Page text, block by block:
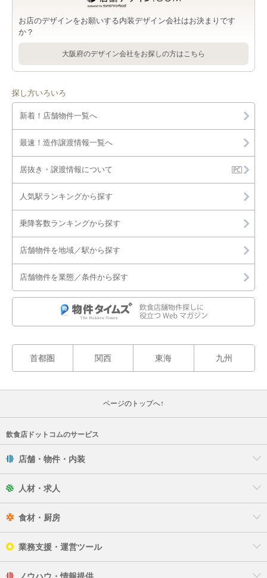
お店のデザインをお願いする内装デザイン会社はお決まりです
か？
大阪府のデザイン会社をお探しの方はこちら
探し方いろいろ
新着！店舗物件一覧へ
最速！造作譲渡情報一覧へ
居抜き・譲渡情報について
人気駅ランキングから探す
乗降客数ランキングから探す
店舗物件を地域／駅から探す
店舗物件を業態／条件から探す
首都圏 関西 東海 九州
ページのトップへ↑
飲食店ドットコムのサービス
店舗・物件・内装
人材・求人
食材・厨房
業務支援・運営ツール
ノウハウ・情報提供